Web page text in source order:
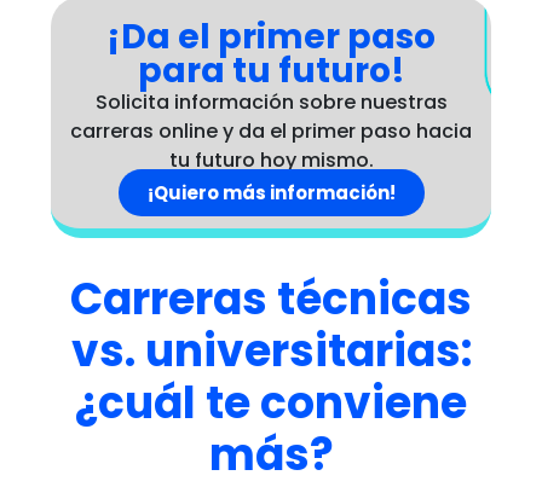
¡Da el primer paso
para tu futuro!
Solicita información sobre nuestras
carreras online y da el primer paso hacia
tu futuro hoy mismo.
¡Quiero más información!
Carreras técnicas
vs. universitarias:
¿cuál te conviene
más?